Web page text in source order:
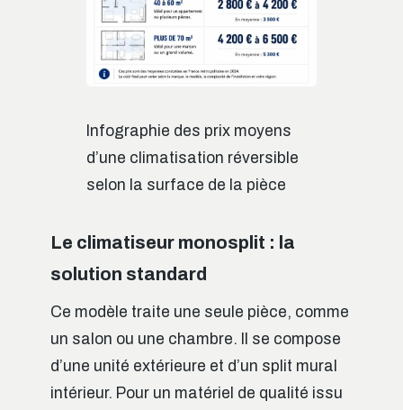
Infographie des prix moyens
d’une climatisation réversible
selon la surface de la pièce
Le climatiseur monosplit : la
solution standard
Ce modèle traite une seule pièce, comme
un salon ou une chambre. Il se compose
d’une unité extérieure et d’un split mural
intérieur. Pour un matériel de qualité issu